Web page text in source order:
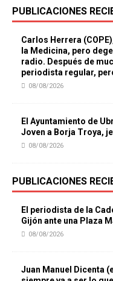
PUBLICACIONES
Carlos Herrera
la Medicina, pero
radio. Después de
periodista regular,
08/08/2026
El Ayuntamiento de
Joven a Borja Troya,
08/08/2026
PUBLICACIONES
El periodista de la
Gijón ante una Plaza
08/08/2026
Juan Manuel Dicenta